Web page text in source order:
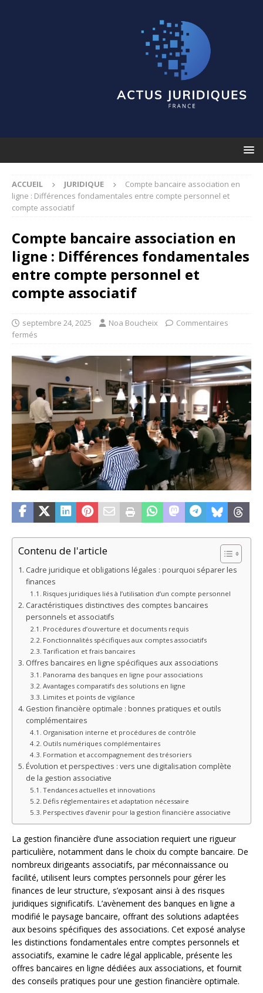
ACCUEIL JURIDIQUE
Compte bancaire association en
ligne : Différences fondamentales entre compte personnel et
compte associatif
Compte bancaire association en
ligne : Différences fondamentales
entre compte personnel et
compte associatif
septembre 24, 2025 Noa Boucheix
Commentaires
fermés
Contenu de l'article
Cadre juridique et obligations légales : pourquoi séparer les
finances
Risques juridiques liés à l’utilisation d’un compte personnel
Caractéristiques distinctives des comptes bancaires
personnels et associatifs
Procédures d’ouverture et documents requis
Fonctionnalités spécifiques aux comptes associatifs
Tarification et frais bancaires
Offres bancaires en ligne spécifiques aux associations
Panorama des banques en ligne pour associations
Avantages comparatifs des solutions en ligne
Limites et points de vigilance
Gestion financière optimale : bonnes pratiques et outils
complémentaires
Organisation interne et procédures de contrôle
Outils numériques complémentaires
Formation et accompagnement des trésoriers
Évolution et perspectives : vers une digitalisation complète
de la gestion associative
Tendances actuelles et innovations
Défis réglementaires et adaptation nécessaire
Perspectives d’avenir pour la gestion financière associative
La gestion financière d’une association requiert une rigueur
particulière, notamment dans le choix du compte bancaire. De
nombreux dirigeants associatifs, par méconnaissance ou
facilité, utilisent leurs comptes personnels pour gérer les
finances de leur structure, s’exposant ainsi à des risques
juridiques significatifs. L’avènement des banques en ligne a
modifié le paysage bancaire, offrant des solutions adaptées
aux besoins spécifiques des associations. Cet exposé analyse
les distinctions fondamentales entre comptes personnels et
associatifs, examine le cadre légal applicable, présente les
offres bancaires en ligne dédiées aux associations, et fournit
des conseils pratiques pour une gestion financière optimale.